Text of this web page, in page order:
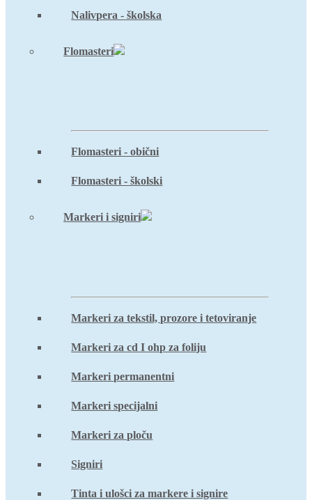
Nalivpera - školska
Flomasteri
Flomasteri - obični
Flomasteri - školski
Markeri i signiri
Markeri za tekstil, prozore i tetoviranje
Markeri za cd I ohp za foliju
Markeri permanentni
Markeri specijalni
Markeri za ploču
Signiri
Tinta i ulošci za markere i signire